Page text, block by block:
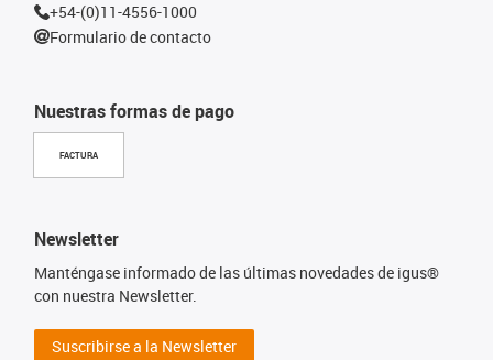
Nuestras formas de pago
FACTURA
+54-(0)11-4556-1000
Formulario de contacto
Newsletter
Manténgase informado de las últimas novedades de igus®
con nuestra Newsletter.
Suscribirse a la Newsletter